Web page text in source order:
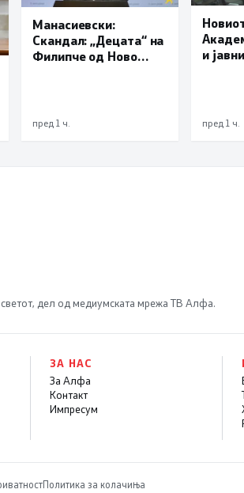
Манасиевски:
Скандал: „Децата“ на
Филипче од Ново
осудени насилници и
пред 1 ч.
и
пред 1 ч.
дел од медиумската мрежа ТВ Алфа.
ЗА НАС
За Алфа
Контакт
Импресум
Политика за колачиња